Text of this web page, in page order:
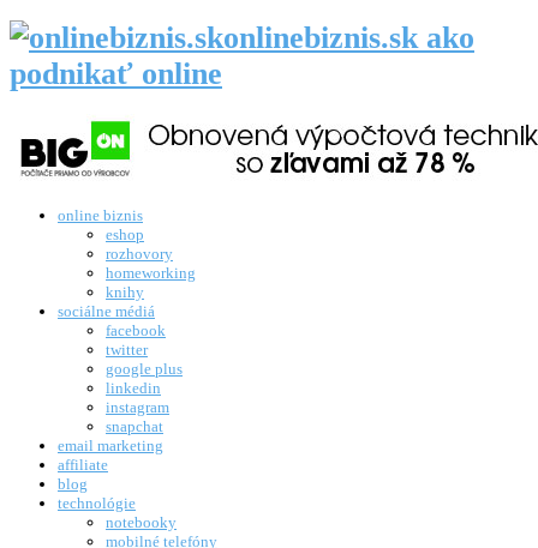
onlinebiznis.sk ako
podnikať online
online biznis
eshop
rozhovory
homeworking
knihy
sociálne médiá
facebook
twitter
google plus
linkedin
instagram
snapchat
email marketing
affiliate
blog
technológie
notebooky
mobilné telefóny